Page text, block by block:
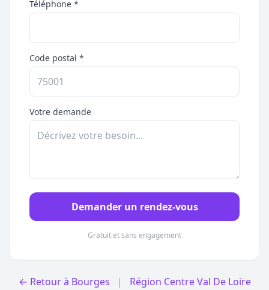
Téléphone *
Code postal *
Votre demande
Demander un rendez-vous
Gratuit et sans engagement
← Retour à Bourges | Région Centre Val De Loire